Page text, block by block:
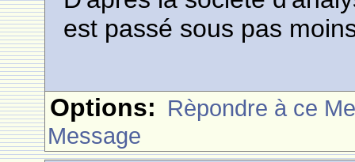
est passé sous pas
Options: Rèpondre à ce
Message